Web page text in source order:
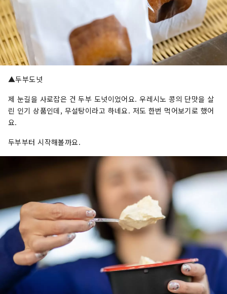
▲두부도넛
제 눈길을 사로잡은 건 두부 도넛이었어요. 우레시노 콩의 단맛을 살
린 인기 상품인데, 무설탕이라고 하네요. 저도 한번 먹어보기로 했어
요.
두부부터 시작해볼까요.